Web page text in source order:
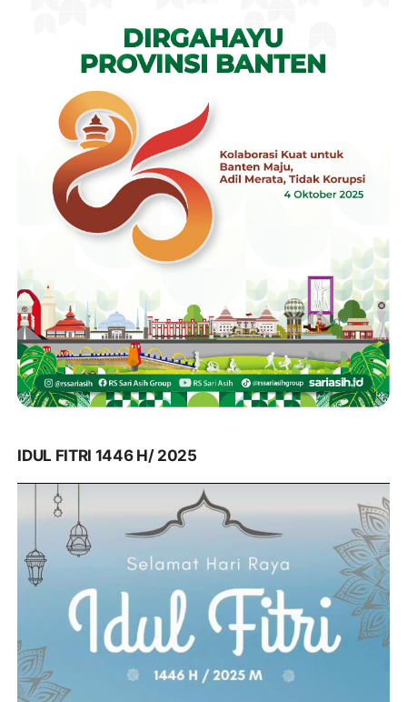
IDUL FITRI 1446 H/ 2025